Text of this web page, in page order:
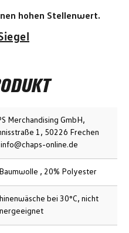
hohen Stellenwert.
Merchandising GmbH,
1, 50226 Frechen
info@chaps-online.de
, 20% Polyester
bei 30°C, nicht